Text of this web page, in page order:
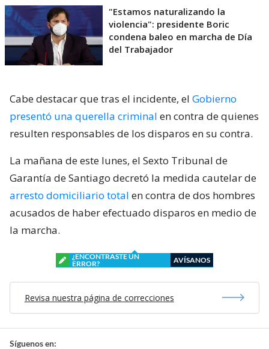
"Estamos naturalizando la
violencia": presidente Boric
condena baleo en marcha de Día
del Trabajador
Cabe destacar que tras el incidente, el Gobierno
presentó una querella criminal en contra de quienes
resulten responsables de los disparos en su contra.
La mañana de este lunes, el Sexto Tribunal de
Garantía de Santiago decretó la medida cautelar de
arresto domiciliario total en contra de dos hombres
acusados de haber efectuado disparos en medio de
la marcha.
¿ENCONTRASTE UN
ERROR?
AVÍSANOS
Revisa nuestra página de correcciones
Síguenos en: